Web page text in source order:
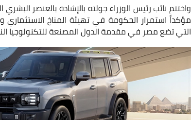
واختتم نائب رئيس الوزراء جولته بالإشادة بالعنصر
مؤكداً استمرار الحكومة في تهيئة المناخ
التي تضع مصر في مقدمة الدول المصنعة للتكنولوجيا